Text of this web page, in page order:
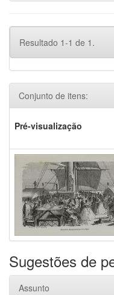
Resultado 1-1 de 1.
Conjunto de itens:
Pré-visualização
Sugestões de
Assunto